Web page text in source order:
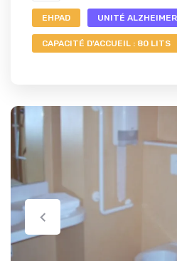
EHPAD UNITÉ ALZHEIMER
CAPACITÉ D'ACCUEIL : 80 LITS